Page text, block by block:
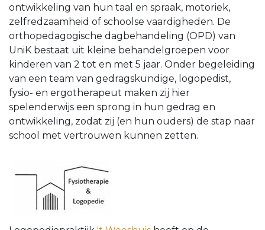
ontwikkeling van hun taal en spraak, motoriek,
zelfredzaamheid of schoolse vaardigheden. De
orthopedagogische dagbehandeling (OPD) van
UniK bestaat uit kleine behandelgroepen voor
kinderen van 2 tot en met 5 jaar. Onder begeleiding
van een team van gedragskundige, logopedist,
fysio- en ergotherapeut maken zij hier
spelenderwijs een sprong in hun gedrag en
ontwikkeling, zodat zij (en hun ouders) de stap naar
school met vertrouwen kunnen zetten.